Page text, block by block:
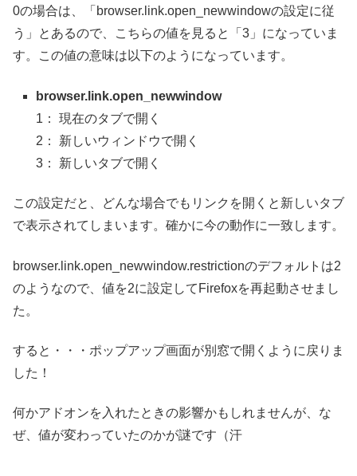
0の場合は、「browser.link.open_newwindowの設定に従
う」とあるので、こちらの値を見ると「3」になっていま
す。この値の意味は以下のようになっています。
browser.link.open_newwindow
1： 現在のタブで開く
2： 新しいウィンドウで開く
3： 新しいタブで開く
この設定だと、どんな場合でもリンクを開くと新しいタブ
で表示されてしまいます。確かに今の動作に一致します。
browser.link.open_newwindow.restrictionのデフォルトは2
のようなので、値を2に設定してFirefoxを再起動させまし
た。
すると・・・ポップアップ画面が別窓で開くように戻りま
した！
何かアドオンを入れたときの影響かもしれませんが、な
ぜ、値が変わっていたのかが謎です（汗